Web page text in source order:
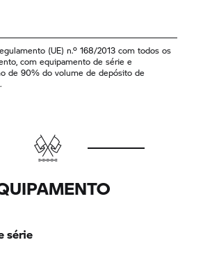
(UE) n.º 168/2013 com todos os
com equipamento de série e
de 90% do volume de depósito de
série